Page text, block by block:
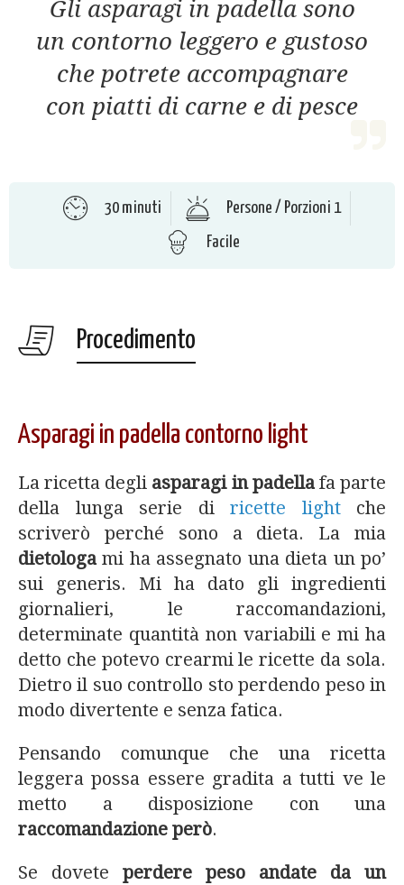
Gli asparagi in padella sono
un contorno leggero e gustoso
che potrete accompagnare
con piatti di carne e di pesce
30 minuti
Persone / Porzioni 1
Facile
Procedimento
Asparagi in padella contorno light
La ricetta degli asparagi in padellafa parte
della lunga serie di ricette lightche
scriverò perché sono a dieta. La mia
dietologa mi ha assegnato una dieta un po’
sui generis. Mi ha dato gli ingredienti
giornalieri, le raccomandazioni,
determinate quantità non variabili e mi ha
detto che potevo crearmi le ricette da sola.
Dietro il suo controllo sto perdendo peso in
modo divertente e senza fatica.
Pensando comunque che una ricetta
leggera possa essere gradita a tutti ve le
metto a disposizione con una
raccomandazione però.
Se dovete perdere peso andate da un